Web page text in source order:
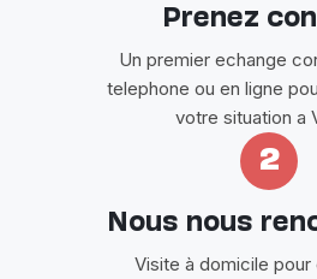
Prenez
Un premier echange
telephone ou en ligne
votre situation a
2
Nous nous
Visite à domicile pour